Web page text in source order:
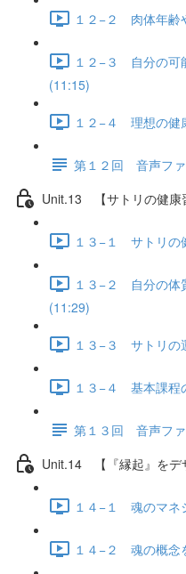
１２−２ 肉体年齢
１２−３ 自分の可
(11:15)
１２−４ 理想の健
第１２回 音声ファ
Unit.13 【サトリの健康
１３−１ サトリの
１３−２ 自分の体
(11:29)
１３−３ サトリの
１３−４ 基本課程
第１３回 音声ファ
Unit.14 【『縁起』をデ
１４−１ 魂のマネ
１４−２ 魂の概念